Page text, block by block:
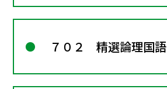
７０２ 精選論理国語